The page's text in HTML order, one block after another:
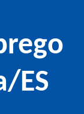
ES